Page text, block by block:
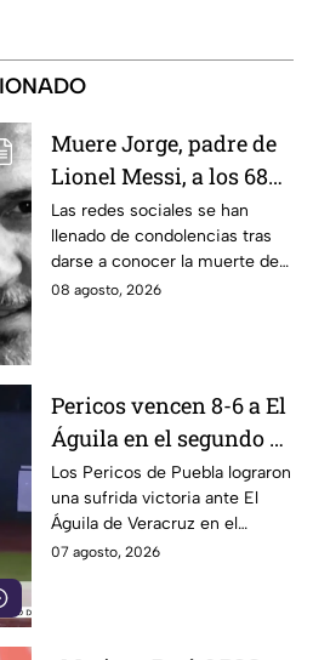
Muere Jorge, padre de
Lionel Messi, a los 68
años; esto se sabe
Las redes sociales se han
llenado de condolencias tras
darse a conocer la muerte de
Jorge, padre de Lionel Messi, a
08 agosto, 2026
Pericos vencen 8-6 a El
Águila en el segundo de
la serie
Los Pericos de Puebla lograron
una sufrida victoria ante El
Águila de Veracruz en el
segundo de la serie por pizarra
07 agosto, 2026